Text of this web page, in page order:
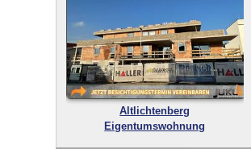
Altlichtenberg
Eigentumswohnung